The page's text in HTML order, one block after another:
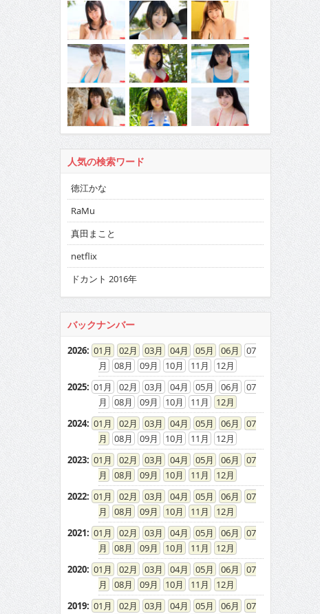
人気の検索ワード
徳江かな
RaMu
真田まこと
netflix
ドカント 2016年
バックナンバー
2026: 01 02 03 04 05 06
07
08
09 10 11
12
2025: 01 02 03 04 05 06
07
08
09 10 11
12
2024: 01 02 03 04 05 06
07
08
09 10 11
12
2023: 01 02 03 04 05 06
07
08
09 10 11
12
2022: 01 02 03 04 05 06
07
08
09 10 11
12
2021: 01 02 03 04 05 06
07
08
09 10 11
12
2020: 01 02 03 04 05 06
07
08
09 10 11
12
2019: 01 02 03 04 05 06
07